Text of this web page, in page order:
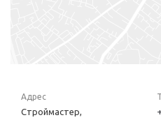
Адрес
Строймастер,